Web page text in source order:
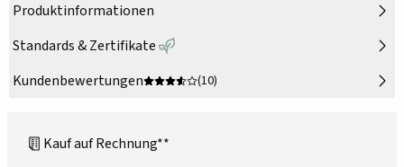
Produktinformationen
Standards & Zertifikate
Kundenbewertungen
(10)
Kauf auf Rechnung**